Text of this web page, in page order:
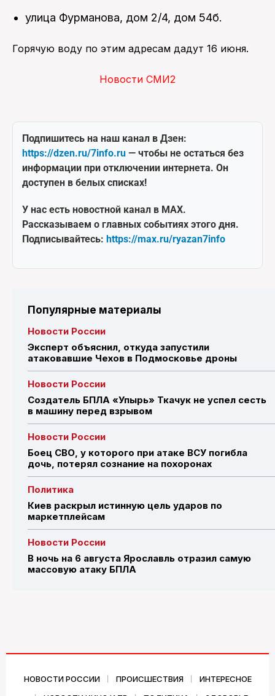
улица Фурманова, дом 2/4, дом 54б.
Горячую воду по этим адресам дадут 16 июня.
Новости СМИ2
Подпишитесь на наш канал в Дзен:
https://dzen.ru/7info.ru — чтобы не остаться без
информации при отключении интернета. Он
доступен в белых списках!
У нас есть новостной канал в MAX.
Рассказываем о главных событиях этого дня.
Подписывайтесь: https://max.ru/ryazan7info
Популярные материалы
Новости России
Эксперт объяснил, откуда запустили
атаковавшие Чехов в Подмосковье дроны
Новости России
Создатель БПЛА «Упырь» Ткачук не успел сесть
в машину перед взрывом
Новости России
Боец СВО, у которого при атаке ВСУ погибла
дочь, потерял сознание на похоронах
Политика
Киев раскрыл истинную цель ударов по
маркетплейсам
Новости России
В ночь на 6 августа Ярославль отразил самую
массовую атаку БПЛА
НОВОСТИ РОССИИ ПРОИСШЕСТВИЯ
ИНТЕРЕСНОЕ